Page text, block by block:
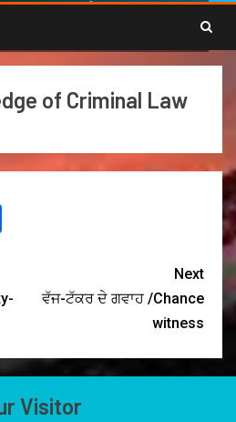
ਪਤਾ ਦਿੱਤਾ ਗਿਆ ਹੈ। ਆਮ ਜਨਤਾ ਲਈ
ਸਹਾਇਤਾ ਕਿਟ' ਵਾਂਗ ਹੈ।
of Criminal Law
Next
ਵੱਜ-ਟੱਕਰ ਦੇ ਗਵਾਹ /Chance
witness
Visitor